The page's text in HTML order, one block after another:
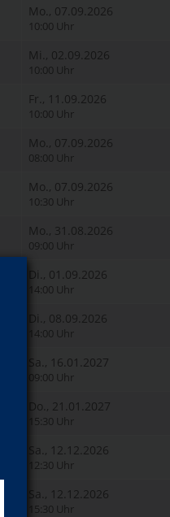
Mo., 07.09.2026
10:00 Uhr
Mi., 02.09.2026
10:00 Uhr
Fr., 11.09.2026
10:00 Uhr
Mo., 07.09.2026
08:00 Uhr
Mo., 07.09.2026
10:30 Uhr
Mo., 31.08.2026
09:00 Uhr
Di., 01.09.2026
14:00 Uhr
Di., 08.09.2026
14:00 Uhr
Sa., 16.01.2027
09:00 Uhr
Do., 21.01.2027
15:30 Uhr
Sa., 12.12.2026
12:30 Uhr
Sa., 12.12.2026
15:30 Uhr